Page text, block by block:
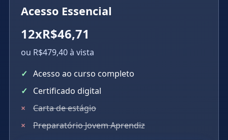
Acesso Essencial
12xR$46,71
ou R$479,40 à vista
Acesso ao curso completo
Certificado digital
Carta de estágio
Preparatório Jovem Aprendiz